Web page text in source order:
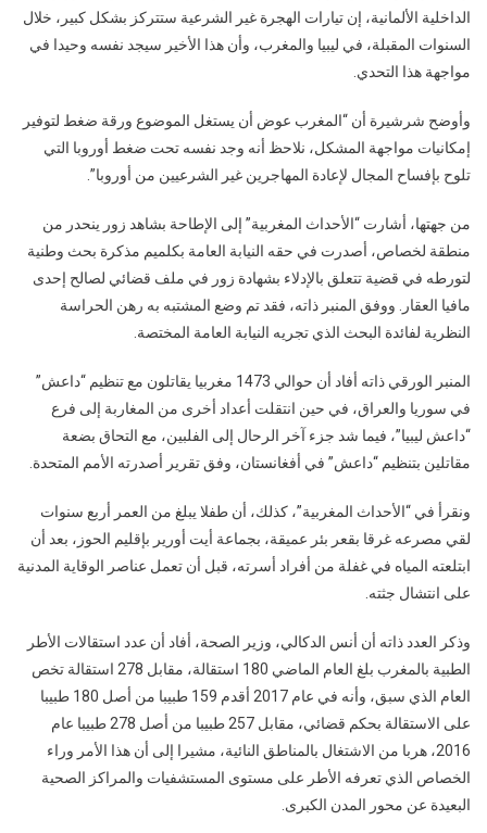
الداخلية الألمانية، إن تيارات الهجرة غير الشرعية ستتركز بشكل كبير، خلال
السنوات المقبلة، في ليبيا والمغرب، وأن هذا الأخير سيجد نفسه وحيدا في
مواجهة هذا التحدي.
وأوضح شرشيرة أن “المغرب عوض أن يستغل الموضوع ورقة ضغط لتوفير
إمكانيات مواجهة المشكل، نلاحظ أنه وجد نفسه تحت ضغط أوروبا التي
تلوح بإفساح المجال لإعادة المهاجرين غير الشرعيين من أوروبا”.
من جهتها، أشارت “الأحداث المغربية” إلى الإطاحة بشاهد زور ينحدر من
منطقة لخصاص، أصدرت في حقه النيابة العامة بكلميم مذكرة بحث وطنية
لتورطه في قضية تتعلق بالإدلاء بشهادة زور في ملف قضائي لصالح إحدى
مافيا العقار. ووفق المنبر ذاته، فقد تم وضع المشتبه به رهن الحراسة
النظرية لفائدة البحث الذي تجريه النيابة العامة المختصة.
المنبر الورقي ذاته أفاد أن حوالي 1473 مغربيا يقاتلون مع تنظيم “داعش”
في سوريا والعراق، في حين انتقلت أعداد أخرى من المغاربة إلى فرع
“داعش ليبيا”، فيما شد جزء آخر الرحال إلى الفلبين، مع التحاق بضعة
مقاتلين بتنظيم “داعش” في أفغانستان، وفق تقرير أصدرته الأمم المتحدة.
ونقرأ في “الأحداث المغربية”، كذلك، أن طفلا يبلغ من العمر أربع سنوات
لقي مصرعه غرقا بقعر بئر عميقة، بجماعة أيت أورير بإقليم الحوز، بعد أن
ابتلعته المياه في غفلة من أفراد أسرته، قبل أن تعمل عناصر الوقاية المدنية
على انتشال جثته.
وذكر العدد ذاته أن أنس الدكالي، وزير الصحة، أفاد أن عدد استقالات الأطر
الطبية بالمغرب بلغ العام الماضي 180 استقالة، مقابل 278 استقالة تخص
العام الذي سبق، وأنه في عام 2017 أقدم 159 طبيبا من أصل 180 طبيبا
على الاستقالة بحكم قضائي، مقابل 257 طبيبا من أصل 278 طبيبا عام
2016، هربا من الاشتغال بالمناطق النائية، مشيرا إلى أن هذا الأمر وراء
الخصاص الذي تعرفه الأطر على مستوى المستشفيات والمراكز الصحية
البعيدة عن محور المدن الكبرى.